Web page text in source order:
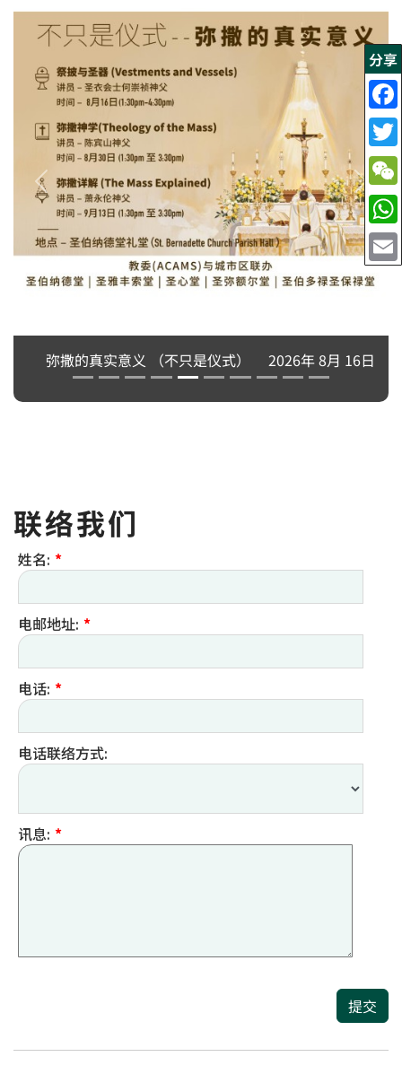
分享
弥撒的真实意义 （不只是仪式） 2026年 8月 16日
联络我们
姓名: *
电邮地址: *
电话: *
电话联络方式:
讯息: *
提交